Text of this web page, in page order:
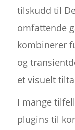
tilskudd til
omfattende
kombinerer
og
et visuelt
I mange
plugins til